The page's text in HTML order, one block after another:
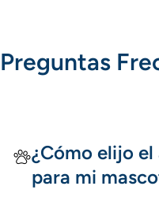
Preguntas
¿Cómo elijo
para mi